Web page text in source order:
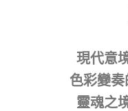
現代意
色彩變
靈魂之